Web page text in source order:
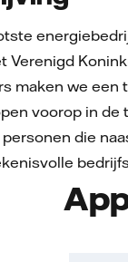
Verenigd
maken we
voorop in
die